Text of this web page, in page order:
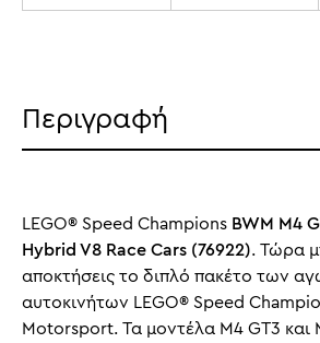
Περιγραφή
LEGO® Speed Champions BWM M4
Hybrid V8 Race Cars (76922). Τώρα
αποκτήσεις το διπλό πακέτο των
αυτοκινήτων LEGO® Speed
Motorsport. Τα μοντέλα M4 GT3 και